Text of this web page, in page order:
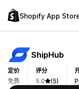
Shopify App
ShipHub
定价
免费
评分
5.0
(5)